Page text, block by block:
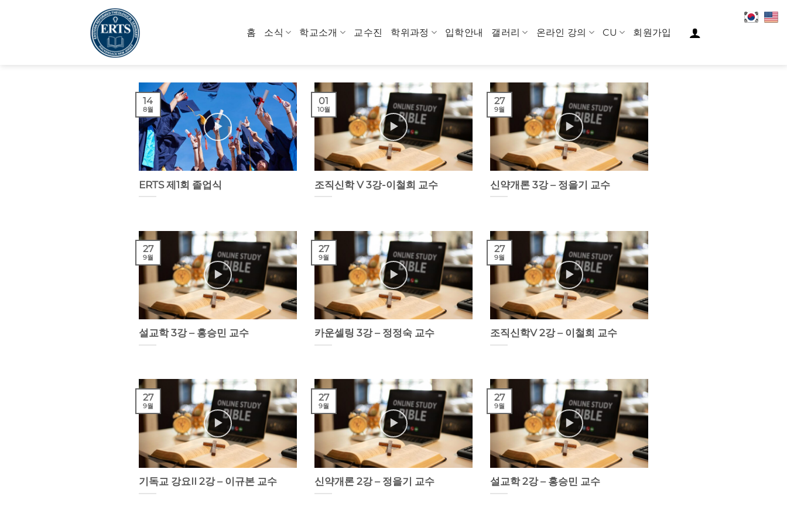
홈 소식 학교소개 교수진 학위과정 입학안내 갤러리 온라인 강의 CU 회원가입
ERTS 제1회 졸업식
14
8월
조직신학 V 3강-이철희 교수
01
10월
신약개론 3강 – 정을기 교수
27
9월
설교학 3강 – 홍승민 교수
27
9월
카운셀링 3강 – 정정숙 교수
27
9월
조직신학V 2강 – 이철희 교수
27
9월
기독교 강요II 2강 – 이규본 교수
27
9월
신약개론 2강 – 정을기 교수
27
9월
설교학 2강 – 홍승민 교수
27
9월